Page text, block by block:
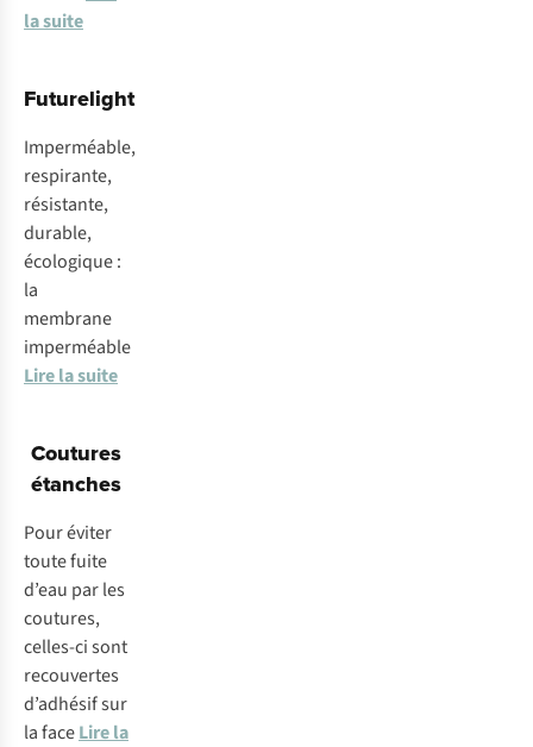
la suite
Futurelight
Imperméable,
respirante,
résistante,
durable,
écologique :
la
membrane
imperméable
Lire la suite
Coutures
étanches
Pour éviter
toute fuite
d’eau par les
coutures,
celles-ci sont
recouvertes
d’adhésif sur
la faceLire la